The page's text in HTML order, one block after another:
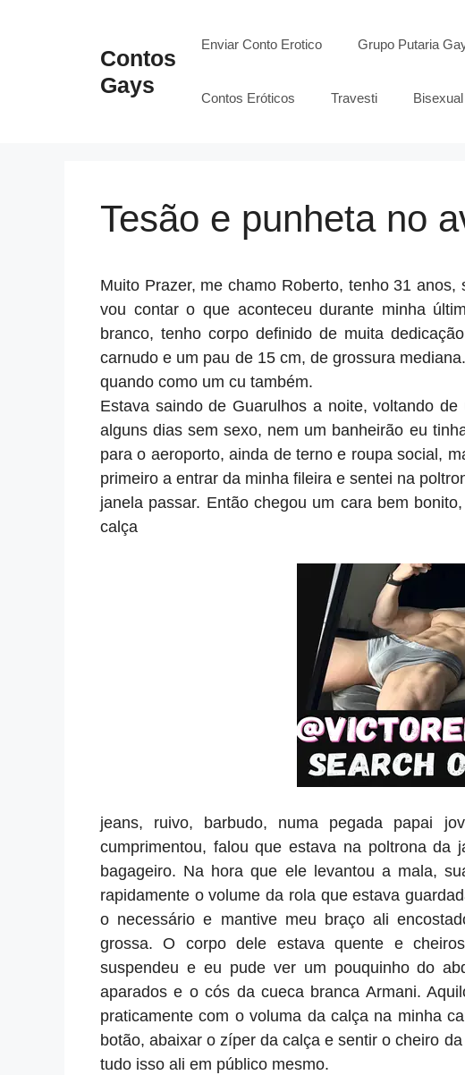
Contos
Gays
Enviar Conto Erotico Grupo Putaria
Contos Eróticos Travesti Bisexual
Tesão e punheta no
Muito Prazer, me chamo Roberto, tenho 31
vou contar o que aconteceu durante minha
branco, tenho corpo definido de muita
carnudo e um pau de 15 cm, de grossura
quando como um cu também.
Estava saindo de Guarulhos a noite, voltando
alguns dias sem sexo, nem um banheirão eu
para o aeroporto, ainda de terno e roupa social,
primeiro a entrar da minha fileira e sentei na
janela passar. Então chegou um cara bem
calça
jeans, ruivo, barbudo, numa pegada papai
cumprimentou, falou que estava na poltrona da
bagageiro. Na hora que ele levantou a mala,
rapidamente o volume da rola que estava
o necessário e mantive meu braço ali
grossa. O corpo dele estava quente e
suspendeu e eu pude ver um pouquinho do
aparados e o cós da cueca branca Armani.
praticamente com o voluma da calça na minha
botão, abaixar o zíper da calça e sentir o cheiro
tudo isso ali em público mesmo.